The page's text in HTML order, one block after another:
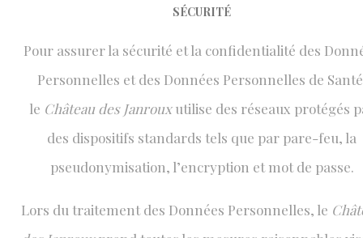
SÉCURITÉ
Pour assurer la sécurité et la confidentialité des
Personnelles et des Données Personnelles de
le Château des Janrouxutilise des réseaux protégés
des dispositifs standards tels que par pare-feu, la
pseudonymisation, l’encryption et mot de passe.
Lors du traitement des Données Personnelles, le